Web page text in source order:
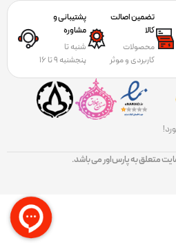
تضمین اصالت
کالا
محصولات
کاربردی و موثر
پشتیبانی و
مشاوره
شنبه تا
پنجشنبه 9 تا 16
متعلق به پارس‌اور می باشد.